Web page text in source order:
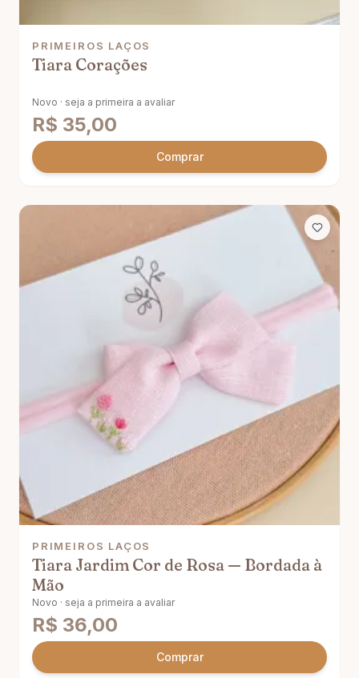
PRIMEIROS LAÇOS
Tiara Corações
Novo · seja a primeira a avaliar
R$ 35,00
Comprar
PRIMEIROS LAÇOS
Tiara Jardim Cor de Rosa — Bordada à
Mão
Novo · seja a primeira a avaliar
R$ 36,00
Comprar